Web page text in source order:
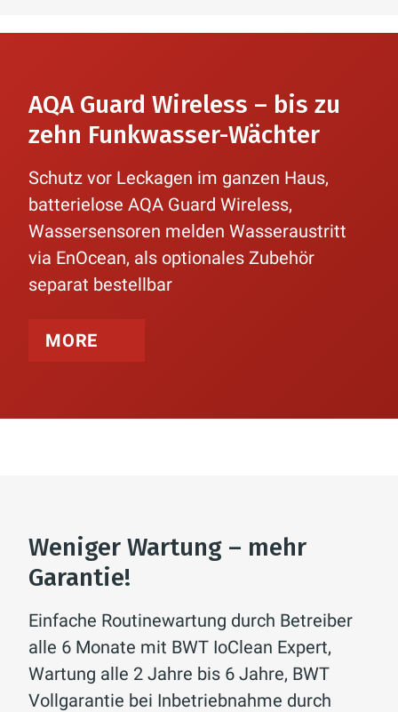
AQA Guard Wireless – bis zu
zehn Funkwasser-Wächter
Schutz vor Leckagen im ganzen Haus,
batterielose AQA Guard Wireless,
Wassersensoren melden Wasseraustritt
via EnOcean, als optionales Zubehör
separat bestellbar
MORE
Weniger Wartung – mehr
Garantie!
Einfache Routinewartung durch Betreiber
alle 6 Monate mit BWT IoClean Expert,
Wartung alle 2 Jahre bis 6 Jahre, BWT
Vollgarantie bei Inbetriebnahme durch